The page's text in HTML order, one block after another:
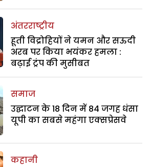
अंतरराष्ट्रीय
हूती विद्रोहियों ने यमन और सऊदी
अरब पर किया भयंकर हमला :
बढ़ाई ट्रंप की मुसीबत
समाज
उद्घाटन के 18 दिन में 84 जगह धंसा
यूपी का सबसे महंगा एक्सप्रेसवे
कहानी